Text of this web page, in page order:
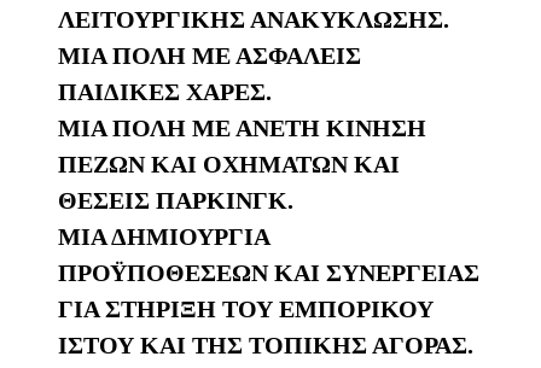
ΛΕΙΤΟΥΡΓΙΚΗΣ ΑΝΑΚΥΚΛΩΣΗΣ.
ΜΙΑ ΠΟΛΗ ΜΕ ΑΣΦΑΛΕΙΣ
ΠΑΙΔΙΚΕΣ ΧΑΡΕΣ.
ΜΙΑ ΠΟΛΗ ΜΕ ΑΝΕΤΗ ΚΙΝΗΣΗ
ΠΕΖΩΝ ΚΑΙ ΟΧΗΜΑΤΩΝ ΚΑΙ
ΘΕΣΕΙΣ ΠΑΡΚΙΝΓΚ.
ΜΙΑ ΔΗΜΙΟΥΡΓΙΑ
ΠΡΟΫΠΟΘΕΣΕΩΝ ΚΑΙ ΣΥΝΕΡΓΕΙΑΣ
ΓΙΑ ΣΤΗΡΙΞΗ ΤΟΥ ΕΜΠΟΡΙΚΟΥ
ΙΣΤΟΥ ΚΑΙ ΤΗΣ ΤΟΠΙΚΗΣ ΑΓΟΡΑΣ.